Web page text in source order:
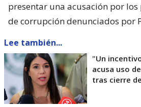
presentar una acusación por los
de corrupción denunciados por
Lee también...
"Un
acusa uso
tras cierre